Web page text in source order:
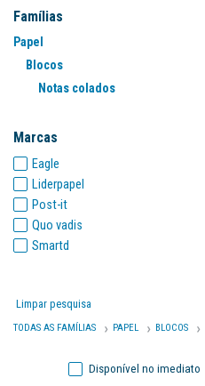
Famílias
Papel
Blocos
Notas colados
Marcas
Eagle
Liderpapel
Post-it
Quo vadis
Smartd
Limpar pesquisa
TODAS AS FAMÍLIAS PAPEL BLOCOS
Disponível no imediato